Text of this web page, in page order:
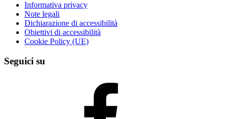
Informativa privacy
Note legali
Dichiarazione di accessibilità
Obiettivi di accessibilità
Cookie Policy (UE)
Seguici su